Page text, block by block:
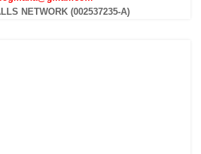
NETWORK (002537235-A)